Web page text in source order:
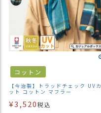
コットン
【今治製】トラッドチェック UVカ
ット コットン マフラー
¥3,520税込